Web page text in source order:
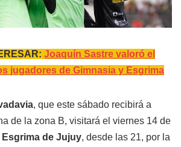
Joaquín Sastre valoró el
jugadores de Gimnasia y Esgrima
, que este sábado recibirá a
de la zona B, visitará el viernes 14 de
Esgrima de Jujuy, desde las 21, por la